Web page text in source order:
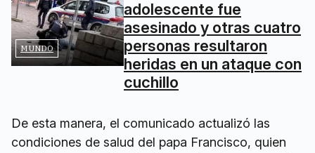
MUNDO
adolescente fue
asesinado y otras cuatro
personas resultaron
heridas en un ataque con
cuchillo
De esta manera, el comunicado actualizó las
condiciones de salud del papa Francisco, quien